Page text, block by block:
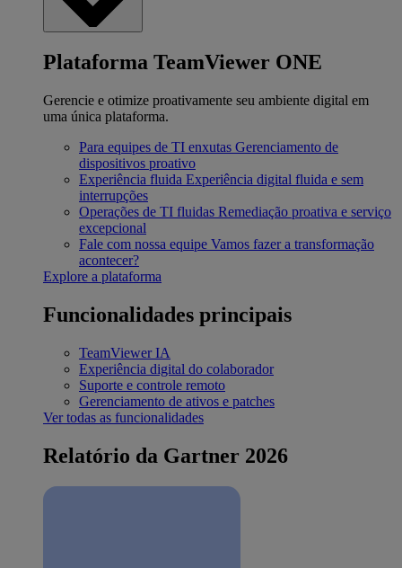
Plataforma TeamViewer ONE
Gerencie e otimize proativamente seu ambiente digital em
uma única plataforma.
Para equipes de TI enxutas Gerenciamento de
dispositivos proativo
Experiência fluida Experiência digital fluida e sem
interrupções
Operações de TI fluidas Remediação proativa e serviço
excepcional
Fale com nossa equipe Vamos fazer a transformação
acontecer?
Explore a plataforma
Funcionalidades principais
TeamViewer IA
Experiência digital do colaborador
Suporte e controle remoto
Gerenciamento de ativos e patches
Ver todas as funcionalidades
Relatório da Gartner 2026